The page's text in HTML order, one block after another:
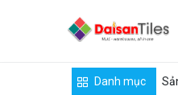
Danh mục